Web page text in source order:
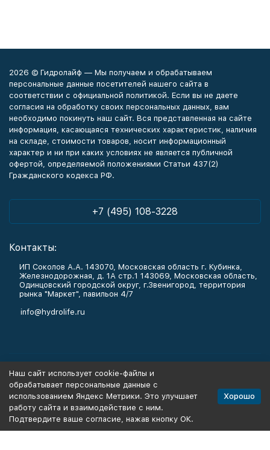
2026 © Гидролайф — Мы получаем и обрабатываем
персональные данные посетителей нашего сайта в
соответствии с официальной политикой. Если вы не даете
согласия на обработку своих персональных данных, вам
необходимо покинуть наш сайт. Вся представленная на сайте
информация, касающаяся технических характеристик, наличия
на складе, стоимости товаров, носит информационный
характер и ни при каких условиях не является публичной
офертой, определяемой положениями Статьи 437(2)
Гражданского кодекса РФ.
+7 (495) 108-3228
Контакты:
ИП Соколов А.А. 143070, Московская область г. Кубинка,
Железнодорожная, д. 1А стр.1 143069, Московская область,
Одинцовский городской округ, г.Звенигород, территория
рынка "Маркет", павильон 4/7
info@hydrolife.ru
Информация
Политика персональных данных
Наш сайт использует cookie-файлы и
обрабатывает персональные данные с
использованием Яндекс Метрики. Это улучшает
работу сайта и взаимодействие с ним.
Подтвердите ваше согласие, нажав кнопку ОК.
Хорошо